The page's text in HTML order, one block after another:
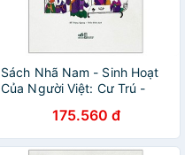
Sách Nhã Nam - Sinh Hoạt
Của Người Việt: Cư Trú -
175.560 đ